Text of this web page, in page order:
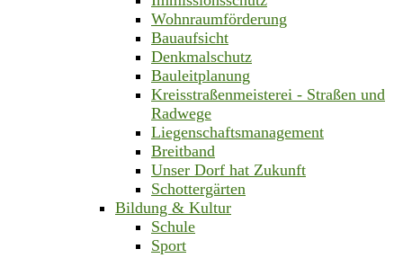
Wohnraumförderung
Bauaufsicht
Denkmalschutz
Bauleitplanung
Kreisstraßenmeisterei - Straßen und
Radwege
Liegenschaftsmanagement
Breitband
Unser Dorf hat Zukunft
Schottergärten
Bildung & Kultur
Schule
Sport